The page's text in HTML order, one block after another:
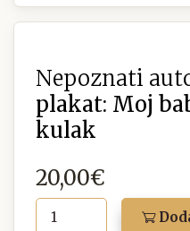
Nepoznati
plakat: Moj
kulak
20,00€